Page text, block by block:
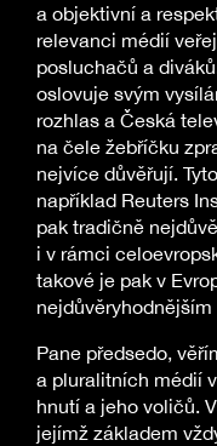
a objektivní a
relevanci médií
posluchačů a
oslovuje svým
rozhlas a Česká
na čele žebříčku
nejvíce důvěřují.
například Reuters
pak tradičně
i v rámci
takové je pak v
nejdůvěryhodnějším
Pane předsedo,
a pluralitních médií
hnutí a jeho voličů.
jejímž základem